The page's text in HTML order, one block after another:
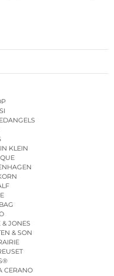
KLEIN
& JONES
& SON
CERANO